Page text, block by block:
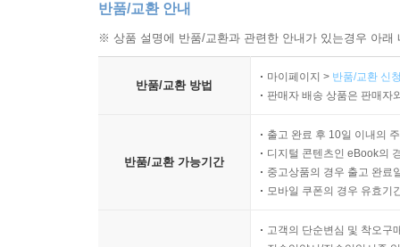
반품/교환 안내
※ 상품 설명에 반품/교환과 관련한 안내가 있는경우 아
반품/교환 방법
마이페이지 > 반품/교환 신
판매자 배송 상품은 판매자
반품/교환 가능기간
출고 완료 후 10일 이내의
디지털 콘텐츠인 eBook의
중고상품의 경우 출고 완료
모바일 쿠폰의 경우 유효기
고객의 단순변심 및 착오구